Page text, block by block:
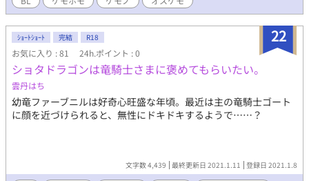
22
ｼｮｰﾄｼｮｰﾄ 完結 R18
お気に入り : 81 24h.ポイント : 0
ショタドラゴンは竜騎士さまに褒めてもらいたい。
雲丹はち
幼竜ファーブニルは好奇心旺盛な年頃。最近は主の竜騎士ゴート
に顔を近づけられると、無性にドキドキするようで……？
文字数 4,439 最終更新日 2021.1.11 登録日 2021.1.8